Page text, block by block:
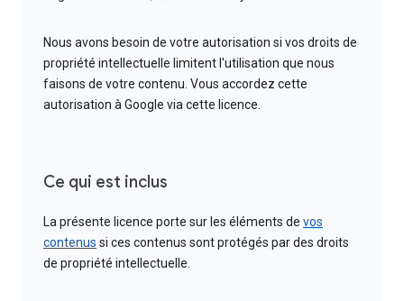
Nous avons besoin de votre autorisation si vos droits de
propriété intellectuelle limitent l'utilisation que nous
faisons de votre contenu. Vous accordez cette
autorisation à Google via cette licence.
Ce qui est inclus
La présente licence porte sur les éléments de vos
contenus si ces contenus sont protégés par des droits
de propriété intellectuelle.